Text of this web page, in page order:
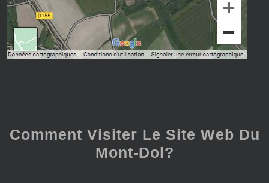
Comment Visiter Le Site Web Du
Mont-Dol?